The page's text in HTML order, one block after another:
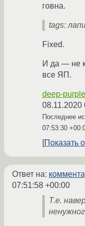
говна.
tags:
Fixed.
И да — не
все ЯП.
deep-purple
08.11.2020
Последнее
07:53:30
Показать
Ответ на:
07:51:58 +00:00
Т.е.